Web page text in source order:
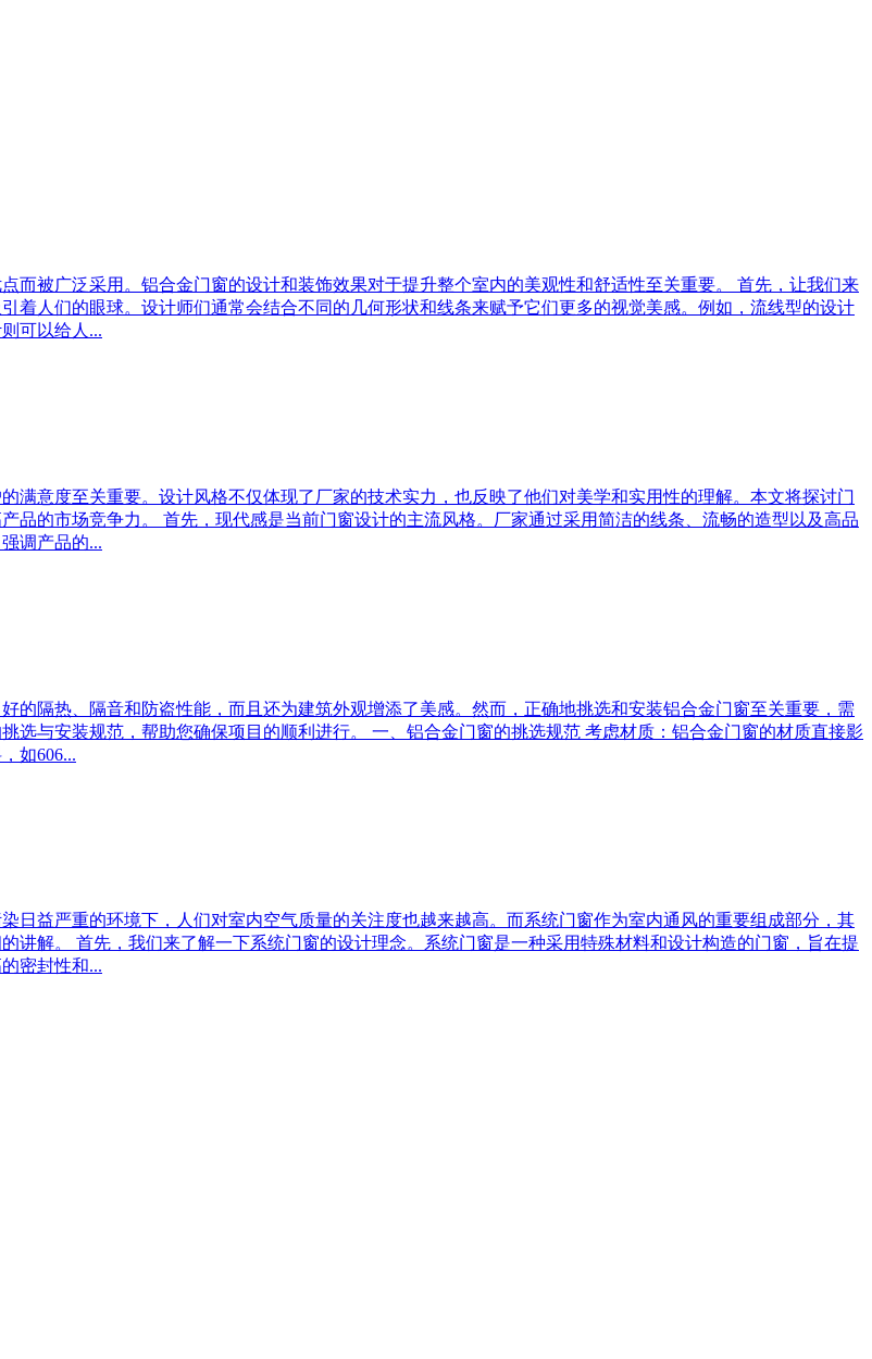
而被广泛采用。铝合金门窗的设计和装饰效果对于提升整个室内的美观性和舒适性至关重要。 首先，让我们来
着人们的眼球。设计师们通常会结合不同的几何形状和线条来赋予它们更多的视觉美感。例如，流线型的设计
可以给人...
满意度至关重要。设计风格不仅体现了厂家的技术实力，也反映了他们对美学和实用性的理解。本文将探讨门
品的市场竞争力。 首先，现代感是当前门窗设计的主流风格。厂家通过采用简洁的线条、流畅的造型以及高品
调产品的...
的隔热、隔音和防盗性能，而且还为建筑外观增添了美感。然而，正确地挑选和安装铝合金门窗至关重要，需
选与安装规范，帮助您确保项目的顺利进行。 一、铝合金门窗的挑选规范 考虑材质：铝合金门窗的材质直接影
如606...
日益严重的环境下，人们对室内空气质量的关注度也越来越高。而系统门窗作为室内通风的重要组成部分，其
讲解。 首先，我们来了解一下系统门窗的设计理念。系统门窗是一种采用特殊材料和设计构造的门窗，旨在提
密封性和...